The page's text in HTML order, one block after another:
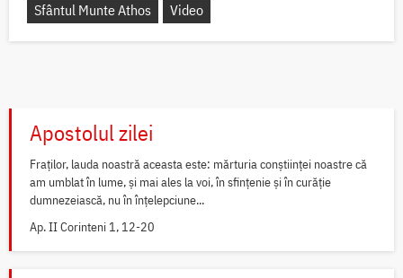
Sfântul Munte Athos
Video
Apostolul zilei
Fraților, lauda noastră aceasta este: mărturia conștiinței noastre că
am umblat în lume, și mai ales la voi, în sfințenie și în curăție
dumnezeiască, nu în înțelepciune...
Ap. II Corinteni 1, 12-20